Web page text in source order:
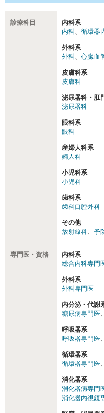
診療科目
内科系
内科
循環器
外科系
外科
心臓血
皮膚科系
皮膚科
泌尿器科・肛
泌尿器科
眼科系
眼科
産婦人科系
婦人科
小児科系
小児科
歯科系
歯科口腔外科
その他
放射線科
予
専門医・資格
内科系
総合内科専門
外科系
外科専門医
内分泌・代謝
糖尿病専門医
呼吸器系
呼吸器専門医
循環器系
循環器専門医
消化器系
消化器病専門
消化器内視鏡